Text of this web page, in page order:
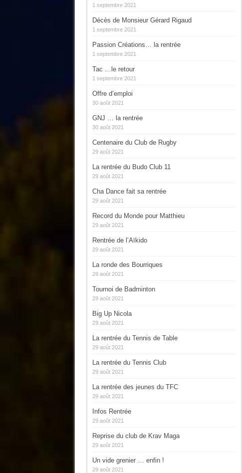
1 septembre 2021
Décès de Monsieur Gérard Rigaud
1 septembre 2021
Passion Créations… la rentrée
1 septembre 2021
Tac …le retour
1 septembre 2021
Offre d’emploi
30 août 2021
GNJ … la rentrée
30 août 2021
Centenaire du Club de Rugby
29 août 2021
La rentrée du Budo Club 11
29 août 2021
Cha Dance fait sa rentrée
29 août 2021
Record du Monde pour Matthieu
29 août 2021
Rentrée de l’Aïkido
29 août 2021
La ronde des Bourriques
29 août 2021
Tournoi de Badminton
29 août 2021
Big Up Nicola
29 août 2021
La rentrée du Tennis de Table
29 août 2021
La rentrée du Tennis Club
29 août 2021
La rentrée des jeunes du TFC
29 août 2021
Infos Rentrée
29 août 2021
Reprise du club de Krav Maga
29 août 2021
Un vide grenier … enfin !
29 août 2021